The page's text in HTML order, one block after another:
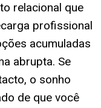
relacional que
profissional
acumuladas
abrupta. Se
o sonho
de que você